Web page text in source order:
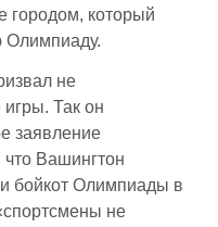
городом, который
не
Так он
заявление
что Вашингтон
бойкот Олимпиады в
не